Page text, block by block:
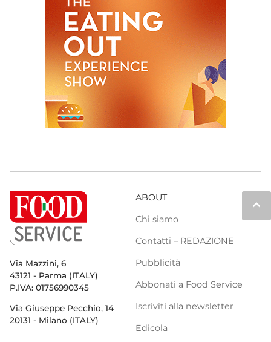
keyboard_arrow_up
Via Mazzini, 6
43121 - Parma (ITALY)
P.IVA: 01756990345
Via Giuseppe Pecchio, 14
20131 - Milano (ITALY)
ABOUT
Chi siamo
Contatti – REDAZIONE
Pubblicità
Abbonati a Food Service
Iscriviti alla newsletter
Edicola